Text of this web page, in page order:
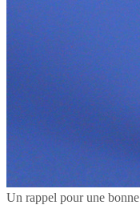
Un rappel pour une